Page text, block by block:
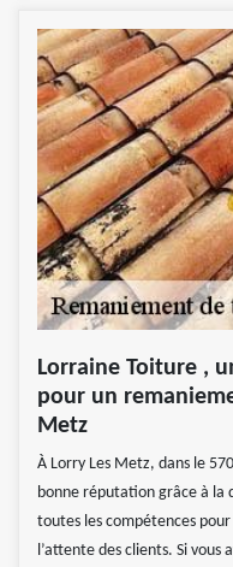
Lorraine Toiture ,
pour un
Metz
À Lorry Les Metz, dans le
bonne réputation grâce à la
toutes les compétences
l’attente des clients. Si